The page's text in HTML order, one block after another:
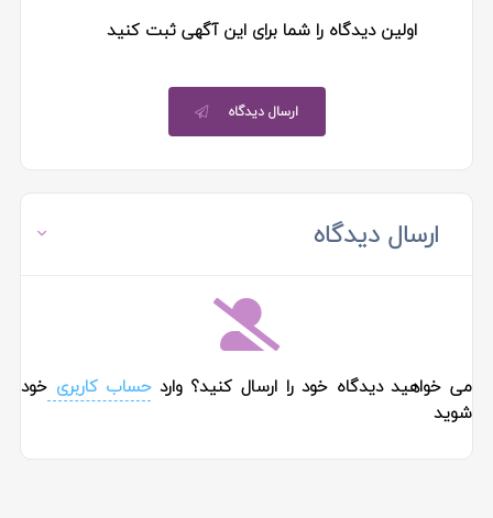
اولین دیدگاه را شما برای این آگهی ثبت کنید
ارسال دیدگاه
ارسال دیدگاه
می خواهید دیدگاه خود را ارسال کنید؟ واردحساب کاربریخود
شوید